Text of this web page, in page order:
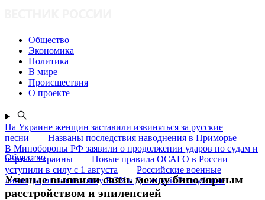
Общество
Экономика
Политика
В мире
Происшествия
О проекте
На Украине женщин заставили извиняться за русские
песни
Названы последствия наводнения в Приморье
В Минобороны РФ заявили о продолжении ударов по судам и
портам Украины
Новые правила ОСАГО в России
уступили в силу с 1 августа
Российские военные
ликвидировали технику ВСУ в Донецкой Республике
Общество
Ученые выявили связь между биполярным
расстройством и эпилепсией